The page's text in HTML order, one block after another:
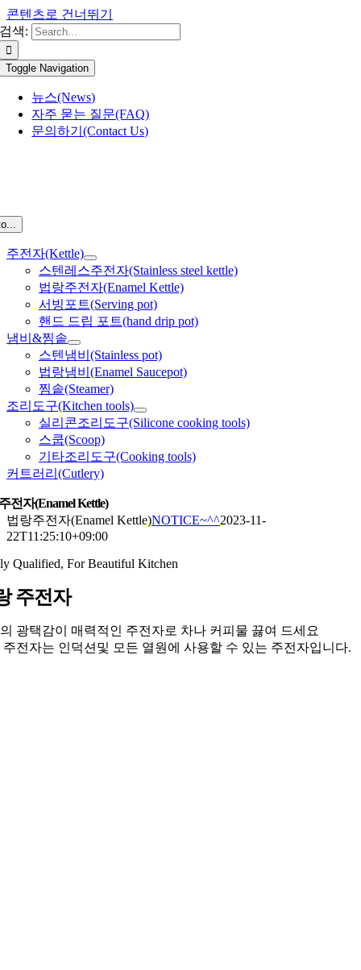
콘텐츠로 건너뛰기
검색:
Toggle Navigation
뉴스(News)
자주 묻는 질문(FAQ)
문의하기(Contact Us)
주전자(Kettle)
스텐레스주전자(Stainless steel kettle)
법랑주전자(Enamel Kettle)
서빙포트(Serving pot)
핸드 드립 포트(hand drip pot)
냄비&찜솥
스텐냄비(Stainless pot)
법랑냄비(Enamel Saucepot)
찜솥(Steamer)
조리도구(Kitchen tools)
실리콘조리도구(Silicone cooking tools)
스쿱(Scoop)
기타조리도구(Cooking tools)
커트러리(Cutlery)
전자(Enamel Kettle)
법랑주전자(Enamel Kettle)NOTICE~^^2023-11-
22T11:25:10+09:00
Qualified, For Beautiful Kitchen
주전자
광택감이 매력적인 주전자로 차나 커피물 끓여 드세요
주전자는 인덕션및 모든 열원에 사용할 수 있는 주전자입니다.